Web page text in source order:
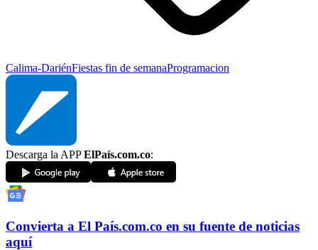
Calima-DariénFiestas fin de semanaProgramacion
Descarga la APPElPaís.com.co:
Convierta a El País.com.co en su fuente de noticias
aquí